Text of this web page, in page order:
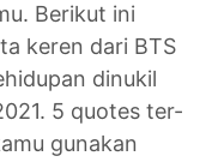
Berikut ini
keren dari BTS
dinukil
5 quotes ter-
gunakan